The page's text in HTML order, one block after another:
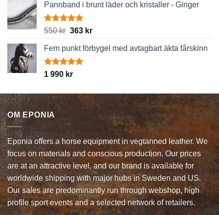
Pannband i brunt läder och kristaller - Ginger
Betygsatt
550kr Det
priset
var:
550 kr.
363 krDet
priset
Fem punkt förbygel med avtagbart äkta fårskinn
Betygsatt
1 990 kr
OM EPONIA
Eponia offers a horse equipment in vegtanned leather. We
focus on materials and conscious production. Our prices
are at an attractive level, and our brand is available for
worldwide shipping with major hubs in Sweden and US.
Our sales are predominantly run through webshop, high
profile sport events and a selected network of retailers.